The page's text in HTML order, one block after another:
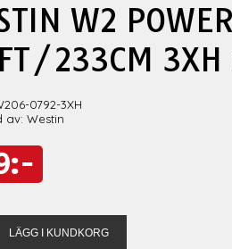
W2
233CM
0792-3XH
av: Westin